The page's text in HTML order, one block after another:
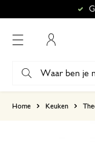
Home Keuken